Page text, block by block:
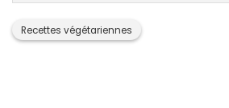
Recettes végétariennes